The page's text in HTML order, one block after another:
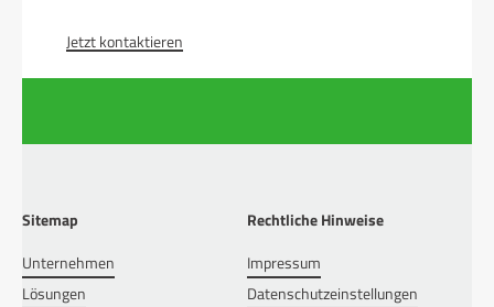
Jetzt kontaktieren
Sitemap
Unternehmen
Lösungen
Rechtliche Hinweise
Impressum
Datenschutzeinstellungen